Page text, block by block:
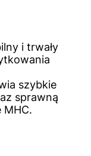
i trwały
szybkie
sprawną